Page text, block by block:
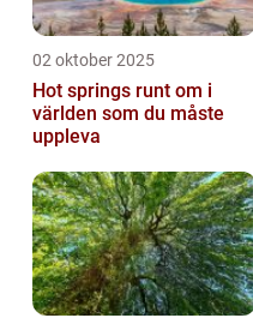
02 oktober 2025
Hot springs runt om i
världen som du måste
uppleva